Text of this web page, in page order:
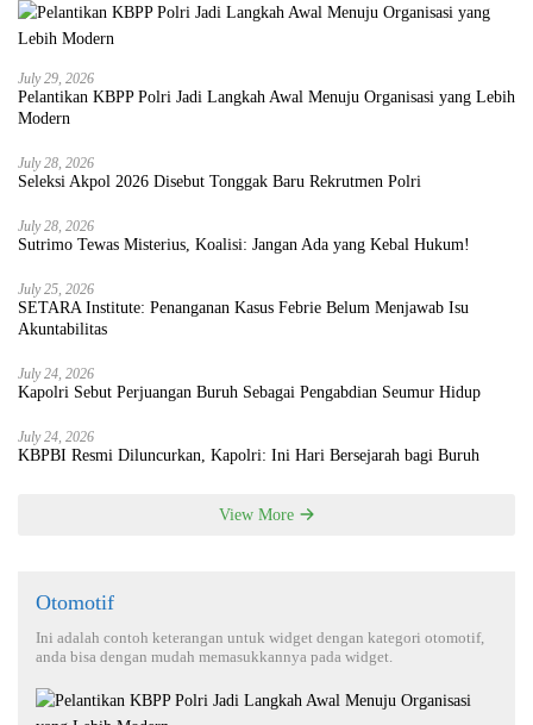
July 29, 2026
Pelantikan KBPP Polri Jadi Langkah Awal Menuju Organisasi yang Lebih
Modern
July 28, 2026
Seleksi Akpol 2026 Disebut Tonggak Baru Rekrutmen Polri
July 28, 2026
Sutrimo Tewas Misterius, Koalisi: Jangan Ada yang Kebal Hukum!
July 25, 2026
SETARA Institute: Penanganan Kasus Febrie Belum Menjawab Isu
Akuntabilitas
July 24, 2026
Kapolri Sebut Perjuangan Buruh Sebagai Pengabdian Seumur Hidup
July 24, 2026
KBPBI Resmi Diluncurkan, Kapolri: Ini Hari Bersejarah bagi Buruh
View More
Otomotif
Ini adalah contoh keterangan untuk widget dengan kategori otomotif,
anda bisa dengan mudah memasukkannya pada widget.